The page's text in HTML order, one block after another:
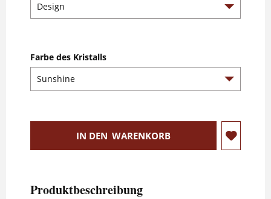
Farbe des Kristalls
IN DEN WARENKORB
Produktbeschreibung